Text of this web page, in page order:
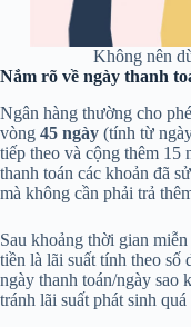
Không nên
Nắm rõ về ngày thanh
Ngân hàng thường cho
vòng 45 ngày (tính từ
tiếp theo và cộng thêm 15
thanh toán các khoản đã
mà không cần phải trả
Sau khoảng thời gian
tiền là lãi suất tính theo số
ngày thanh toán/ngày sao
tránh lãi suất phát sinh quá